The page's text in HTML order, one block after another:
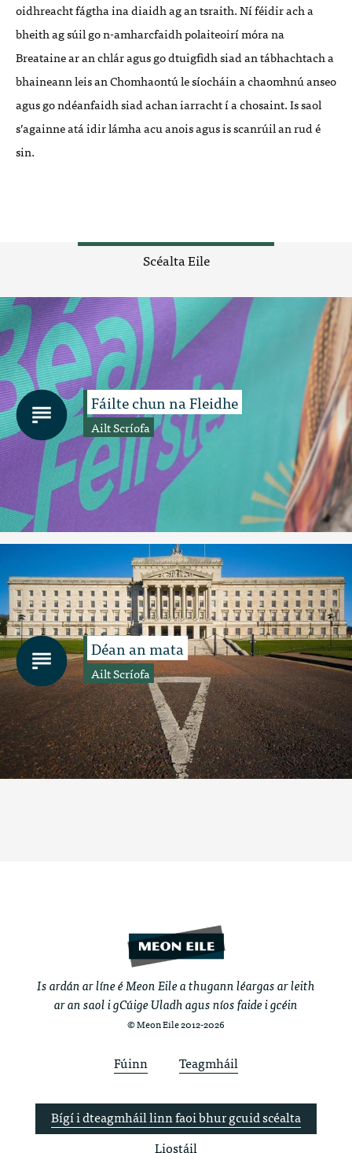
oidhreacht fágtha ina diaidh ag an tsraith. Ní féidir ach a
bheith ag súil go n-amharcfaidh polaiteoirí móra na
Breataine ar an chlár agus go dtuigfidh siad an tábhachtach a
bhaineann leis an Chomhaontú le síocháin a chaomhnú anseo
agus go ndéanfaidh siad achan iarracht í a chosaint. Is saol
s’againne atá idir lámha acu anois agus is scanrúil an rud é
sin.
Scéalta Eile
Fáilte chun na Fleidhe
Ailt Scríofa
Déan an mata
Ailt Scríofa
Is ardán ar líne é Meon Eile a thugann léargas ar leith
ar an saol i gCúige Uladh agus níos faide i gcéin
© Meon Eile 2012-2026
Fúinn Teagmháil
Bígí i dteagmháil linn faoi bhur gcuid scéalta
Liostáil